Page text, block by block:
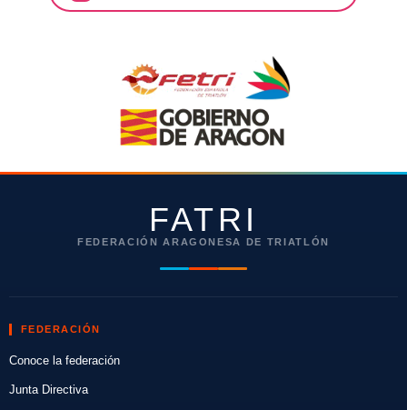
FATRI
FEDERACIÓN ARAGONESA DE TRIATLÓN
FEDERACIÓN
Conoce la federación
Junta Directiva